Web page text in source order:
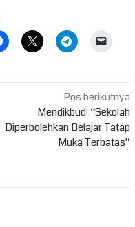
Pos berikutnya
Mendikbud: “Sekolah
Diperbolehkan Belajar Tatap
Muka Terbatas”